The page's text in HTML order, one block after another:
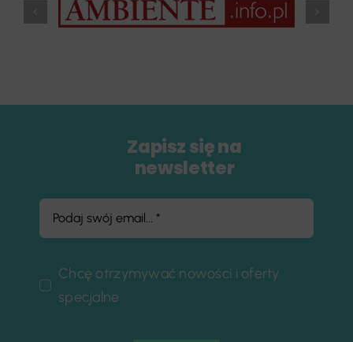
Zapisz się na
newsletter
Chcę otrzymywać nowości i oferty
specjalne